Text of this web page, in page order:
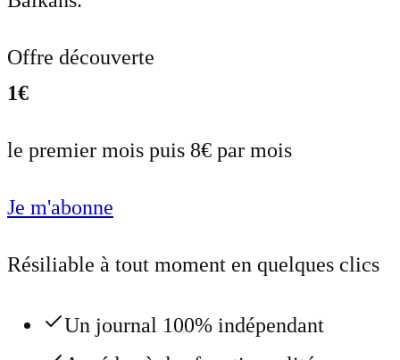
Offre découverte
1€
le premier mois puis 8€ par mois
Je m'abonne
Résiliable à tout moment en quelques clics
Un journal 100% indépendant